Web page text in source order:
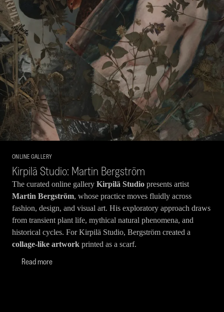
ONLINE GALLERY
Kirpilä Studio: Martin Bergström
The curated online gallery Kirpilä Studio presents artist
Martin Bergström, whose practice moves fluidly across
fashion, design, and visual art. His exploratory approach draws
from transient plant life, mythical natural phenomena, and
historical cycles. For Kirpilä Studio, Bergström created a
collage-like artwork printed as a scarf.
Read more